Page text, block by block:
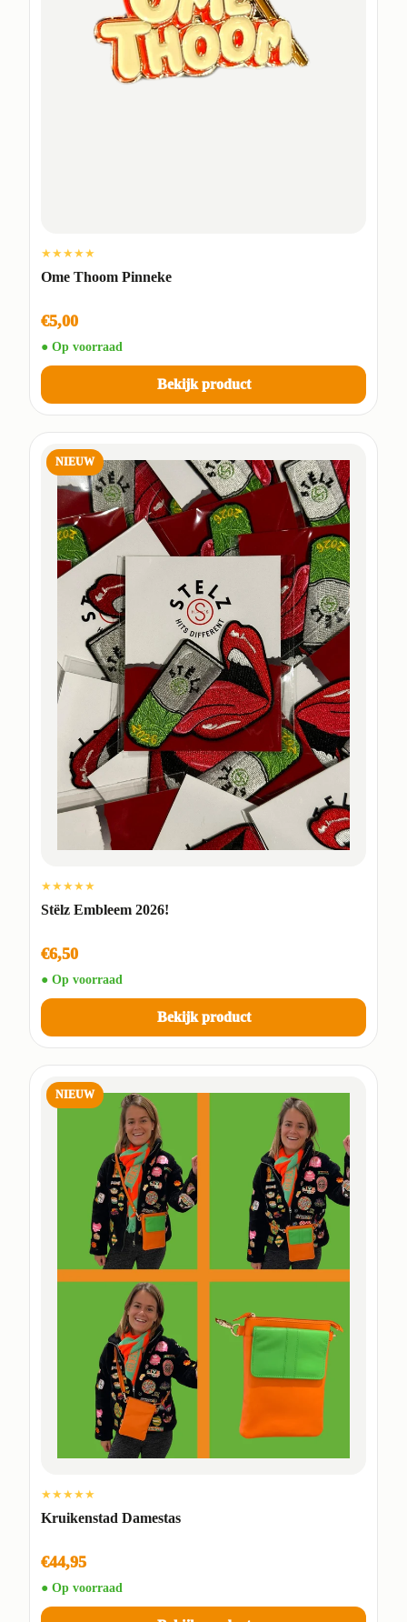
★★★★★
Ome Thoom Pinneke
€5,00
● Op voorraad
Bekijk product
NIEUW
★★★★★
Stëlz Embleem 2026!
€6,50
● Op voorraad
Bekijk product
NIEUW
★★★★★
Kruikenstad Damestas
€44,95
● Op voorraad